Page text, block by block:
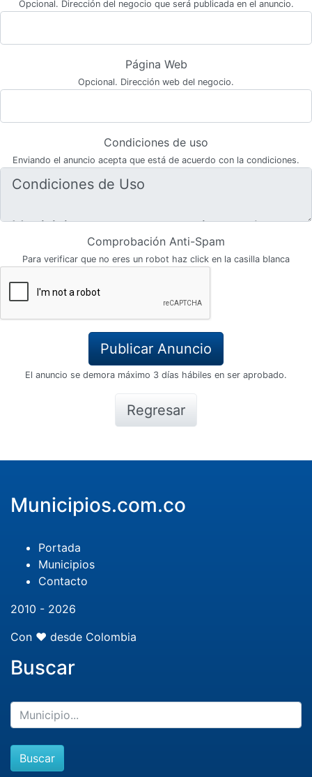
Opcional. Dirección del negocio que será publicada en el anuncio.
Página Web
Opcional. Dirección web del negocio.
Condiciones de uso
Enviando el anuncio acepta que está de acuerdo con la condiciones.
Comprobación Anti-Spam
Para verificar que no eres un robot haz click en la casilla blanca
El anuncio se demora máximo 3 días hábiles en ser aprobado.
Regresar
Municipios.com.co
Portada
Municipios
Contacto
2010 - 2026
Con ❤️ desde Colombia
Buscar
Buscar